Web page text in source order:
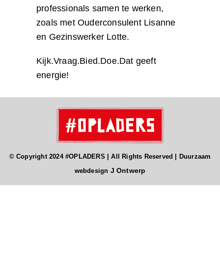
professionals samen te werken,
zoals met Ouderconsulent Lisanne
en Gezinswerker Lotte.
Kijk.Vraag.Bied.Doe.Dat geeft
energie!
© Copyright 2024 #OPLADERS | All Rights Reserved | Duurzaam
webdesign J Ontwerp